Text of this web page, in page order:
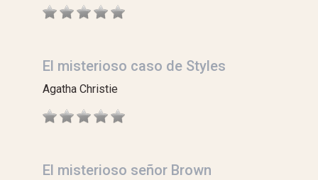
El misterioso caso de Styles
Agatha Christie
El misterioso señor Brown